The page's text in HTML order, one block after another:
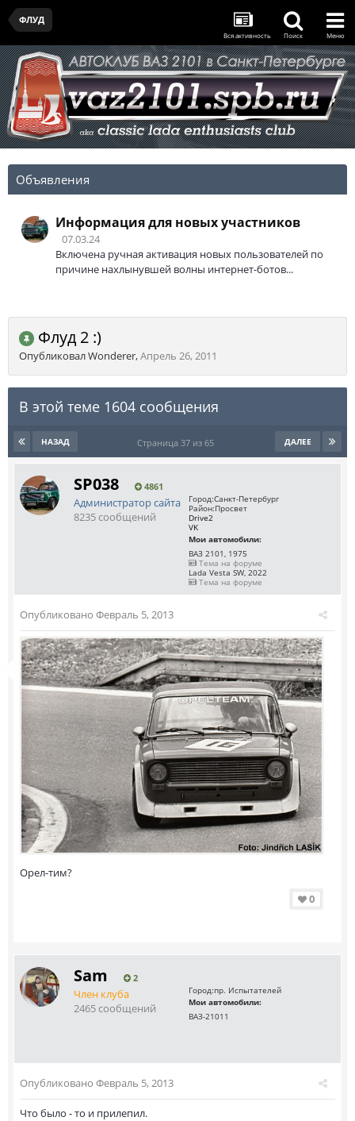
ФЛУД
Вся активность Поиск Меню
Объявления
Информация для новых участников
07.03.24
Включена ручная активация новых пользователей по
причине нахлынувшей волны интернет-ботов...
Флуд 2 :)
ОпубликовалWonderer,Апрель 26, 2011
В этой теме 1604 сообщения
НАЗАД ДАЛЕЕ
Страница 37 из 65
SP038 4861
Администратор сайта
8235 сообщений
Город:Санкт-Петербург
Район:Просвет
Drive2
VK
Мои автомобили:
ВАЗ 2101, 1975
Тема на форуме
Lada Vesta SW, 2022
Тема на форуме
Опубликовано Февраль 5, 2013
Орел-тим?
0
Sam 2
Член клуба
2465 сообщений
Город:пр. Испытателей
Мои автомобили:
ВАЗ-21011
Опубликовано Февраль 5, 2013
Что было - то и прилепил.